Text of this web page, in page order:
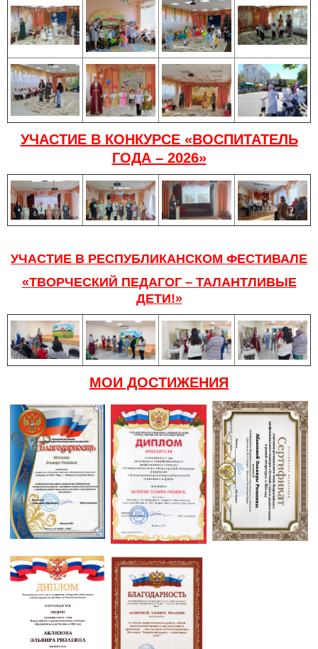
УЧАСТИЕ В КОНКУРСЕ «ВОСПИТАТЕЛЬ
ГОДА – 2026»
УЧАСТИЕ В РЕСПУБЛИКАНСКОМ ФЕСТИВАЛЕ
«ТВОРЧЕСКИЙ ПЕДАГОГ – ТАЛАНТЛИВЫЕ
ДЕТИ!»
МОИ ДОСТИЖЕНИЯ